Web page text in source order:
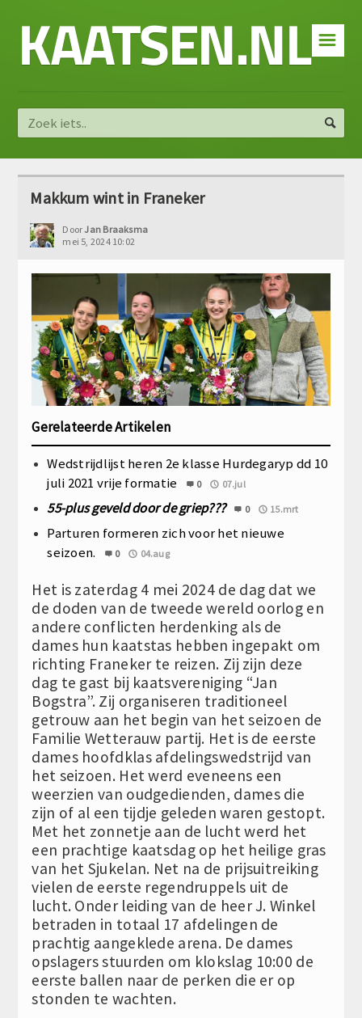
☰
KAATSEN.NL
Makkum wint in Franeker
DoorJan Braaksma
mei 5, 2024 10:02
Gerelateerde Artikelen
Wedstrijdlijst heren 2e klasse Hurdegaryp dd 10
juli 2021 vrije formatie
0 07.jul
55-plus geveld door de griep??? 0 15.mrt
Parturen formeren zich voor het nieuwe
seizoen.
0 04.aug
Het is zaterdag 4 mei 2024 de dag dat we
de doden van de tweede wereld oorlog en
andere conflicten herdenking als de
dames hun kaatstas hebben ingepakt om
richting Franeker te reizen. Zij zijn deze
dag te gast bij kaatsvereniging “Jan
Bogstra”. Zij organiseren traditioneel
getrouw aan het begin van het seizoen de
Familie Wetterauw partij. Het is de eerste
dames hoofdklas afdelingswedstrijd van
het seizoen. Het werd eveneens een
weerzien van oudgedienden, dames die
zijn of al een tijdje geleden waren gestopt.
Met het zonnetje aan de lucht werd het
een prachtige kaatsdag op het heilige gras
van het Sjukelan. Net na de prijsuitreiking
vielen de eerste regendruppels uit de
lucht. Onder leiding van de heer J. Winkel
betraden in totaal 17 afdelingen de
prachtig aangeklede arena. De dames
opslagers stuurden om klokslag 10:00 de
eerste ballen naar de perken die er op
stonden te wachten.